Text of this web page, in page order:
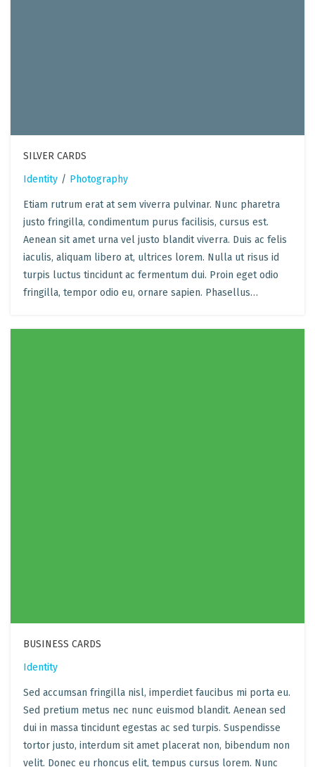
SILVER CARDS
Identity / Photography
Etiam rutrum erat at sem viverra pulvinar. Nunc pharetra
justo fringilla, condimentum purus facilisis, cursus est.
Aenean sit amet urna vel justo blandit viverra. Duis ac felis
iaculis, aliquam libero at, ultrices lorem. Nulla ut risus id
turpis luctus tincidunt ac fermentum dui. Proin eget odio
fringilla, tempor odio eu, ornare sapien. Phasellus…
BUSINESS CARDS
Identity
Sed accumsan fringilla nisl, imperdiet faucibus mi porta eu.
Sed pretium metus nec nunc euismod blandit. Aenean sed
dui in massa tincidunt egestas ac sed turpis. Suspendisse
tortor justo, interdum sit amet placerat non, bibendum non
velit. Donec eu rhoncus elit, tempus cursus lorem. Nunc